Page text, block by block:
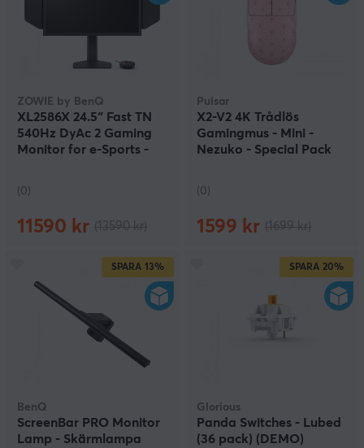
ZOWIE by BenQ
XL2586X 24.5″ Fast TN
540Hz DyAc 2 Gaming
Monitor for e-Sports -
(0)
11590 kr
Pulsar
X2-V2 4K Trådlös
Gamingmus - Mini -
Nezuko - Special Pack
(0)
1599 kr
SPARA 13%
BenQ
ScreenBar PRO Monitor
Lamp - Skärmlampa
SPARA 20%
Glorious
Panda Switches - Lubed
(36 pack) (DEMO)